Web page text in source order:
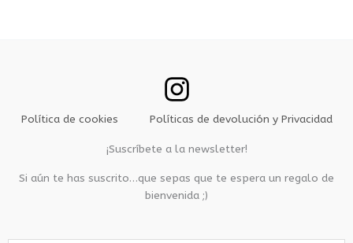
Política de cookies Políticas de devolución y Privacidad
¡Suscríbete a la newsletter!
Si aún te has suscrito…que sepas que te espera un regalo de
bienvenida ;)